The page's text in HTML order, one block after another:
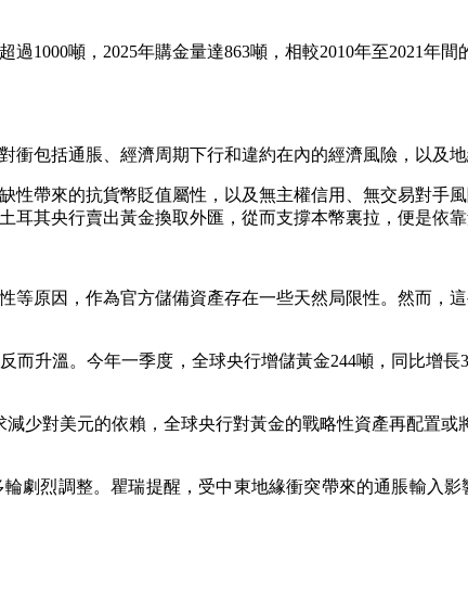
噸，2025年購金量達863噸，相較2010年至2021年
包括通脹、經濟周期下行和違約在內的經濟風險，以及地
帶來的抗貨幣貶值屬性，以及無主權信用、無交易對手
其央行賣出黃金換取外匯，從而支撐本幣裏拉，便是依
原因，作為官方儲備資產存在一些天然局限性。然而，
溫。今年一季度，全球央行增儲黃金244噸，同比增長
對美元的依賴，全球央行對黃金的戰略性資產再配置或
烈調整。瞿瑞提醒，受中東地緣衝突帶來的通脹輸入影